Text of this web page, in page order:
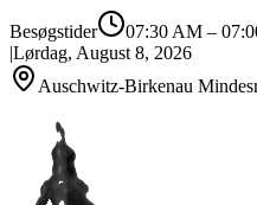
Besøgstider 07:30 AM –
|Lørdag, August 8, 2026
Auschwitz-Birkenau